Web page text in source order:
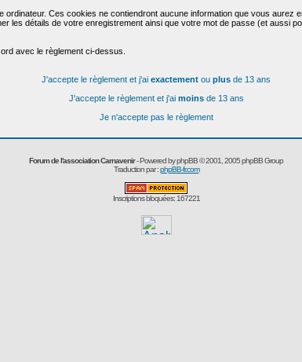
Ces cookies ne contiendront aucune information que vous aurez
les détails de votre enregistrement ainsi que votre mot de passe (et aussi
avec le règlement ci-dessus.
J'accepte le règlement et j'ai exactement ou plus de 13 ans
J'accepte le règlement et j'ai moinsde 13 ans
Je n'accepte pas le règlement
Forum de l'association Carnavenir- Powered byphpBB© 2001, 2005 phpBB Group
Traduction par :phpBB-fr.com
Inscriptions bloquées: 167221